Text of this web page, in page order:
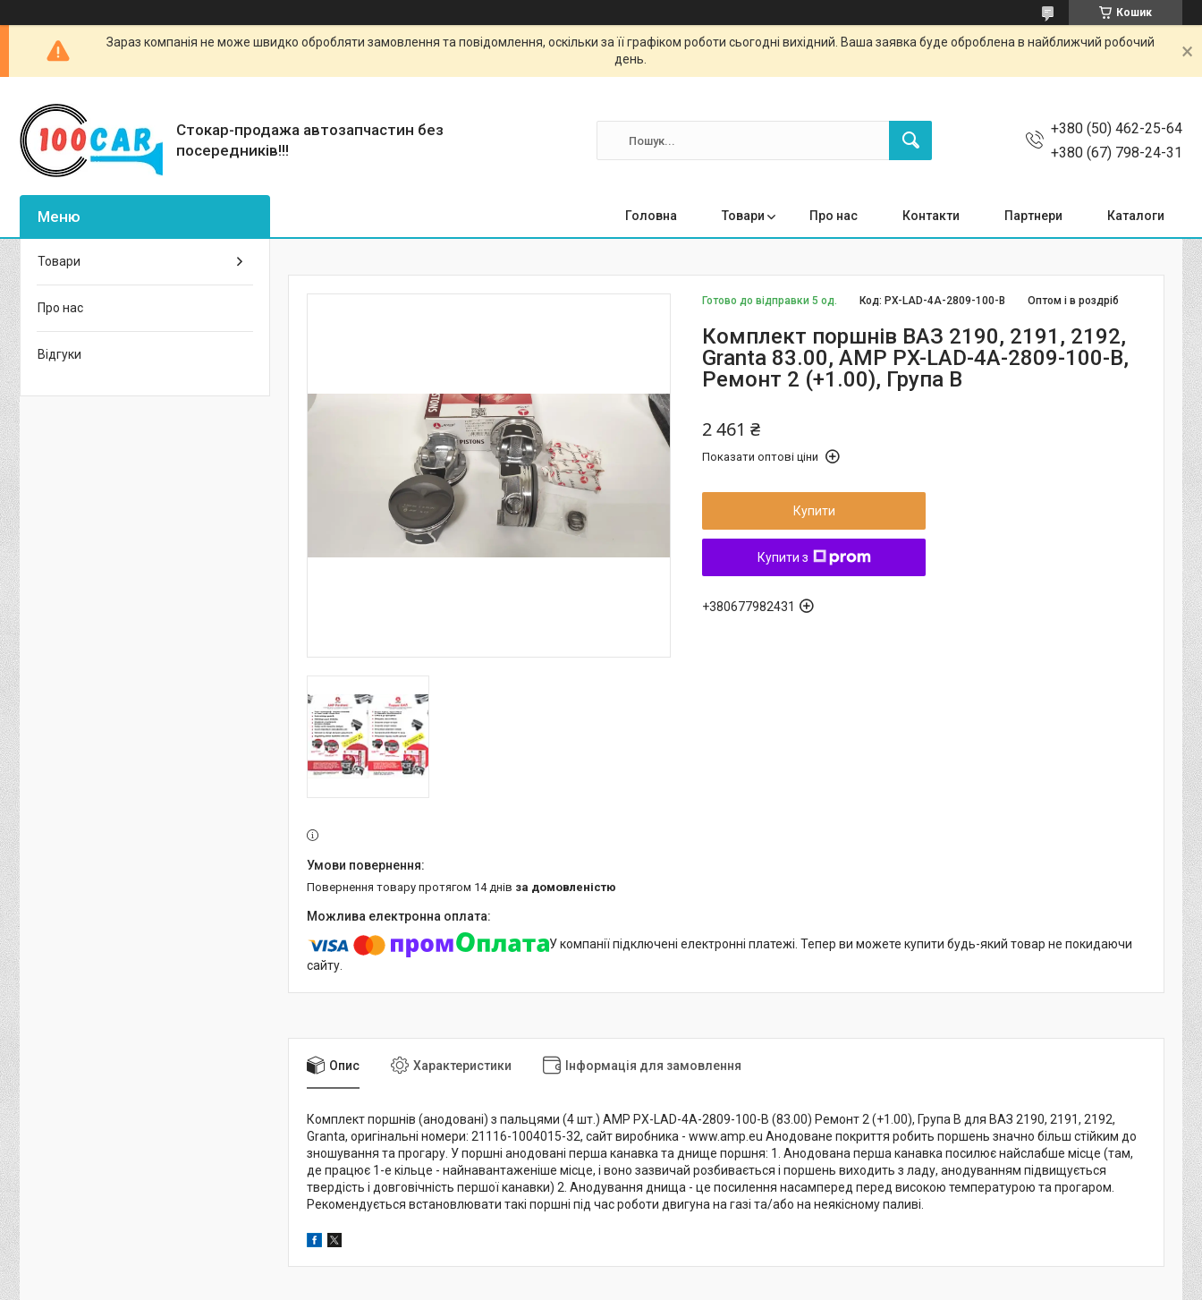
Кошик
Зараз компанія не може швидко обробляти замовлення та повідомлення, оскільки за її графіком роботи сьогодні вихідний. Ваша заявка буде оброблена в найближчий робочий
день.
Стокар-продажа автозапчастин без
посередників!!!
+380 (50) 462-25-64
+380 (67) 798-24-31
Головна Товари Про нас Контакти Партнери Каталоги
Готово до відправки 5 од. Оптом і в роздріб
Код: PX-LAD-4A-2809-100-B
Комплект поршнів ВАЗ 2190, 2191, 2192,
Granta 83.00, AMP PX-LAD-4A-2809-100-B,
Ремонт 2 (+1.00), Група B
2 461 ₴
Показати оптові ціни
Купити
Купити з
+380677982431
повернення товару протягом 14 днів за домовленістю
У компанії підключені електронні платежі. Тепер ви можете купити будь-який товар не покидаючи
сайту.
Опис Характеристики Інформація для замовлення
Комплект поршнів (анодовані) з пальцями (4 шт.) AMP PX-LAD-4A-2809-100-B (83.00) Ремонт 2 (+1.00), Група B для ВАЗ 2190, 2191, 2192,
Granta, оригінальні номери: 21116-1004015-32, сайт виробника - www.amp.eu Анодоване покриття робить поршень значно більш стійким до
зношування та прогару. У поршні анодовані перша канавка та днище поршня: 1. Анодована перша канавка посилює найслабше місце (там,
де працює 1-е кільце - найнавантаженіше місце, і воно зазвичай розбивається і поршень виходить з ладу, анодуванням підвищується
твердість і довговічність першої канавки) 2. Анодування днища - це посилення насамперед перед високою температурою та прогаром.
Рекомендується встановлювати такі поршні під час роботи двигуна на газі та/або на неякісному паливі.
Товари
Про нас
Відгуки